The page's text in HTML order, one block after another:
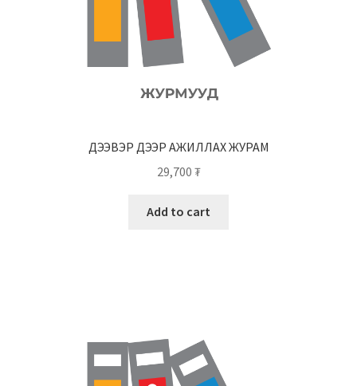
ДЭЭВЭР ДЭЭР АЖИЛЛАХ ЖУРАМ
29,700 ₮
Add to cart